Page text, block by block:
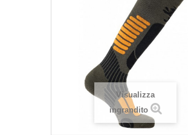
Visualizza
ingrandito